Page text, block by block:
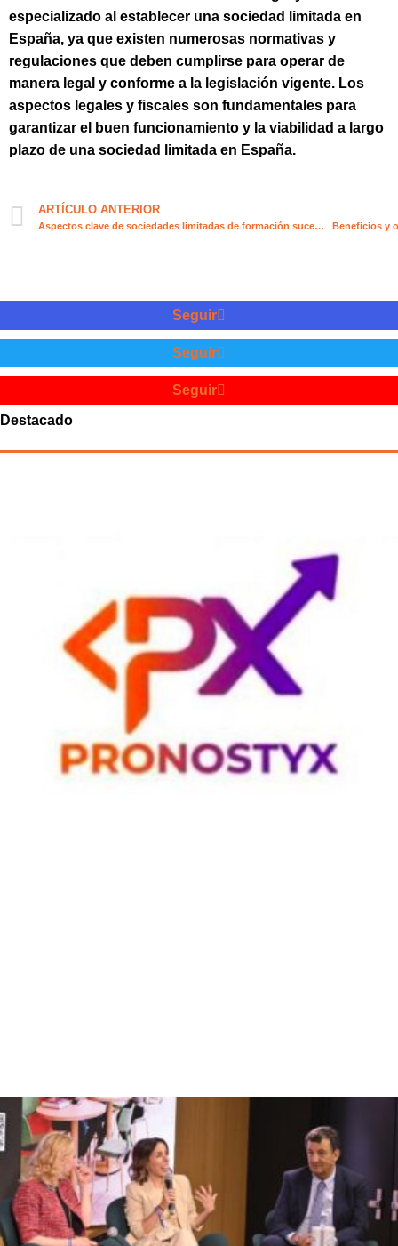
especializado al establecer una sociedad limitada en
España, ya que existen numerosas normativas y
regulaciones que deben cumplirse para operar de
manera legal y conforme a la legislación vigente. Los
aspectos legales y fiscales son fundamentales para
garantizar el buen funcionamiento y la viabilidad a largo
plazo de una sociedad limitada en España.
ARTÍCULO ANTERIOR
Aspectos clave de sociedades limitadas de formación sucesiva Beneficios y
Seguir
Seguir
Seguir
Destacado